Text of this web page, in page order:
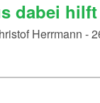
dabei hilft
Herrmann -